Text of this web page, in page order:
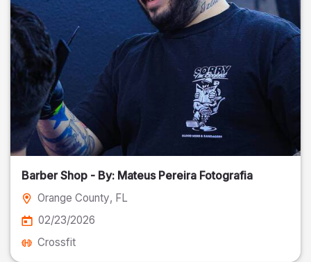
Barber Shop - By: Mateus Pereira Fotografia
Orange County, FL
02/23/2026
Crossfit